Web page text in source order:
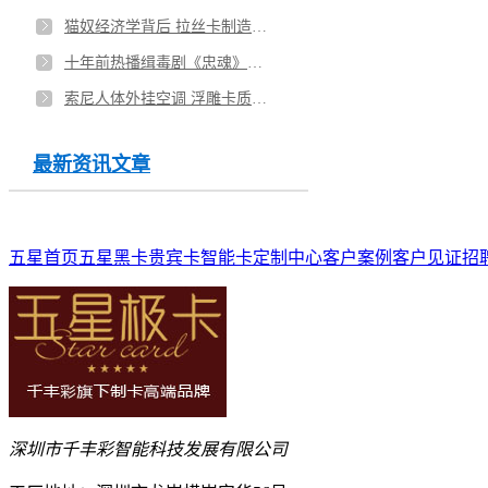
最新资讯文章
五星首页五星黑卡贵宾卡智能卡定制中心客户案例 客户见证招
深圳市千丰彩智能科技发展有限公司